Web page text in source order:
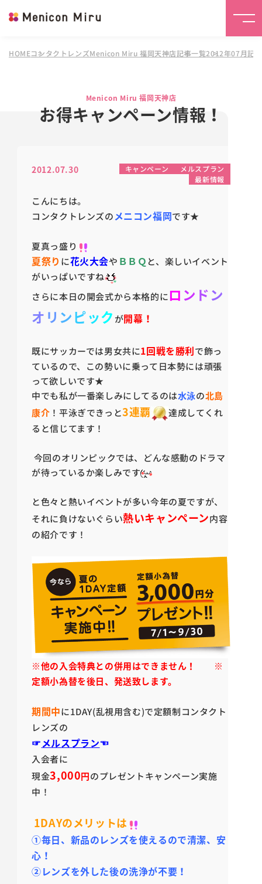
HOMEコンタクトレンズMenicon Miru 福岡天神店記事一覧2012年07月記
Menicon Miru 福岡天神店
お得キャンペーン情報！
2012.07.30 キャンペーン
メルスプラン
最新情報
こんにちは。
コンタクトレンズのメニコン福岡です★
夏真っ盛り
夏祭り に花火大会や ＢＢＱ と、楽しいイベント
がいっぱいですね
さらに本日の開会式から本格的にロン ドン
オ リ ンピック が開幕！
既にサッカーでは男女共に1回戦を勝利で飾っ
ているので、この勢いに乗って日本勢には頑張
って欲しいです★
中でも私が一番楽しみにしてるのは水泳の北島
康介 ！平泳ぎできっと3連覇
達成してくれ
ると信じてます！
今回のオリンピックでは、どんな感動のドラマ
が待っているか楽しみです
と色々と熱いイベントが多い今年の夏ですが、
それに負けないぐらい熱いキャンペーン内容
の紹介です！
※他の入会特典との併用はできません！ ※
定額小為替を後日、発送致します。
期間中に1DAY(乱視用含む)で定額制コンタクト
レンズの
☞メルスプラン☜
入会者に
現金3,000円のプレゼントキャンペーン実施
中！
1DAYのメリットは
①毎日、新品のレンズを使えるので清潔、安
心！
②レンズを外した後の洗浄が不要！